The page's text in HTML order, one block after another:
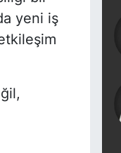
yeni iş